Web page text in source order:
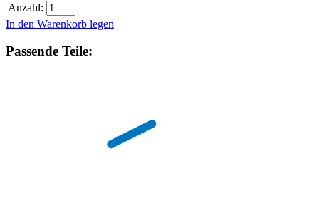
Anzahl:
In den Warenkorb legen
Passende Teile: